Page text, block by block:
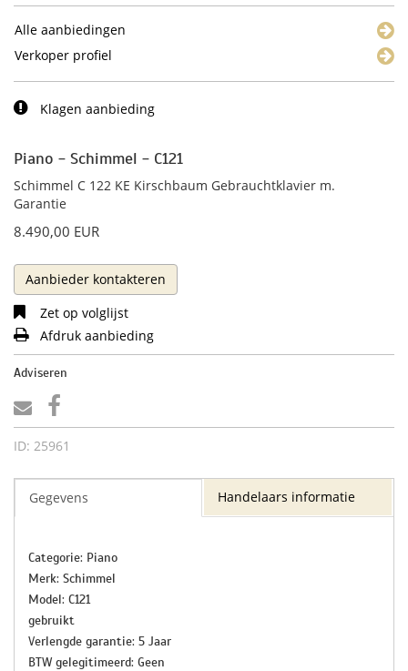
Alle aanbiedingen
Verkoper profiel
Klagen aanbieding
Piano - Schimmel - C121
Schimmel C 122 KE Kirschbaum Gebrauchtklavier m.
Garantie
8.490,00 EUR
Aanbieder kontakteren
Zet op volglijst
Afdruk aanbieding
Adviseren
ID: 25961
Gegevens Handelaars informatie
Categorie: Piano
Merk: Schimmel
Model: C121
gebruikt
Verlengde garantie: 5 Jaar
BTW gelegitimeerd: Geen